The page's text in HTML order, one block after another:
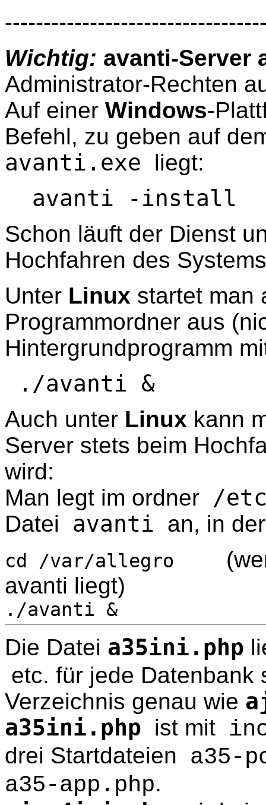
Wichtig: avanti-Server
Administrator-Rechten
Auf einer Windows-
Befehl, zu geben auf
avanti.exe liegt:
avanti -install
Schon läuft der Dienst
Hochfahren des
Unter Linux startet man
Programmordner aus
Hintergrundprogramm
./avanti &
Auch unter Linux kann
Server stets beim
wird:
Man legt im ordner /
Datei avanti an, in
cd /var/allegro
(wenn
avanti liegt)
./avanti &
Die Datei a35ini.php
etc. für jede Datenbank
Verzeichnis genau wie
a35ini.php ist mit
drei Startdateien a35-
a35-app.php.